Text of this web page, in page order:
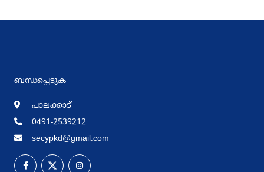
ബന്ധപ്പെടുക
പാലക്കാട്
0491-2539212
secypkd@gmail.com